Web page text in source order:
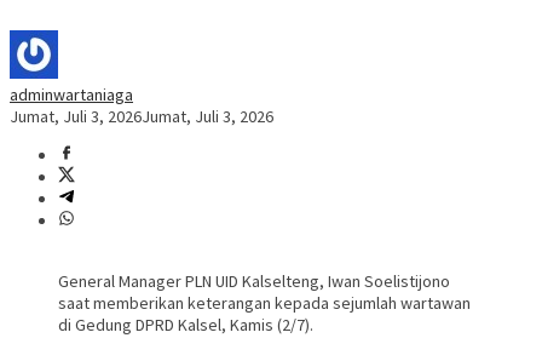
adminwartaniaga
Jumat, Juli 3, 2026Jumat, Juli 3, 2026
General Manager PLN UID Kalselteng, Iwan Soelistijono
saat memberikan keterangan kepada sejumlah wartawan
di Gedung DPRD Kalsel, Kamis (2/7).